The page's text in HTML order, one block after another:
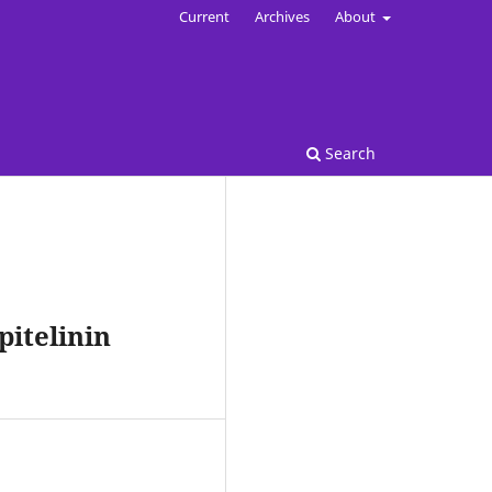
Search
Current Archives About